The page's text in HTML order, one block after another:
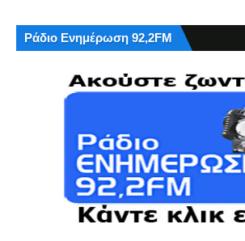
Ράδιο Ενημέρωση 92,2FM